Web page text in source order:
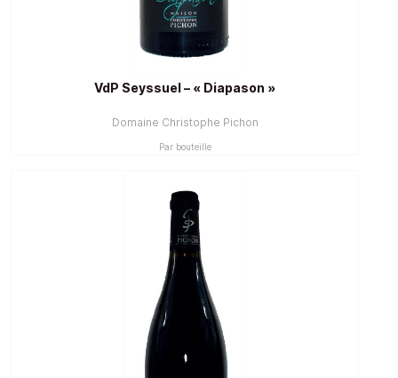
VdP Seyssuel – « Diapason »
Domaine Christophe Pichon
Par bouteille